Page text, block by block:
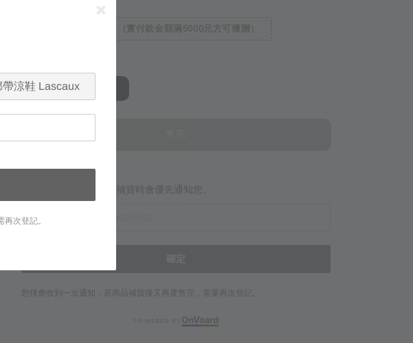
36 (23~23.5cm)
申請補貨通知
請輸入E-Mail，當商品補貨時會優先通知您。
您僅會收到一次通知，若商品補貨後又再度售完，需要再次登記。
OnVoard
次登記。